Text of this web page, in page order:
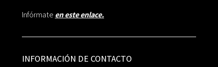
Infórmate en este enlace.
INFORMACIÓN DE CONTACTO